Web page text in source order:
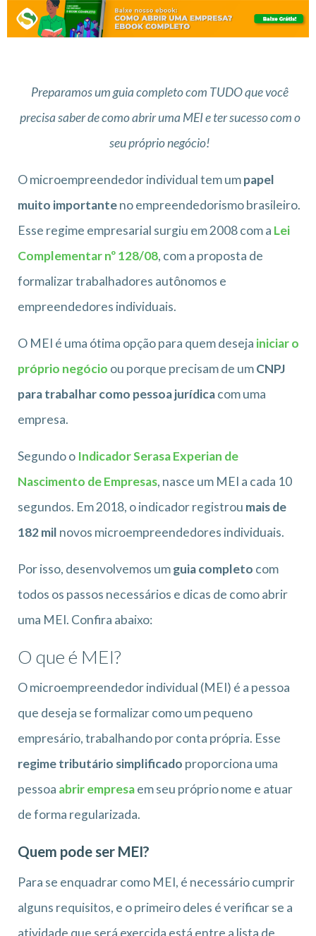
Preparamos um guia completo com TUDO que você
precisa saber de como abrir uma MEI e ter sucesso com o
seu próprio negócio!
O microempreendedor individual tem umpapel
muito importanteno empreendedorismo brasileiro.
Esse regime empresarial surgiu em 2008 com a Lei
Complementar nº 128/08, com a proposta de
formalizar trabalhadores autônomos e
empreendedores individuais.
O MEI é uma ótima opção para quem deseja iniciar o
próprio negócio ou porque precisam de umCNPJ
para trabalhar como pessoa jurídicacom uma
empresa.
Segundo o Indicador Serasa Experian de
Nascimento de Empresas, nasce um MEI a cada 10
segundos. Em 2018, o indicador registrou mais de
182 mil novos microempreendedores individuais.
Por isso, desenvolvemos umguia completo com
todos os passos necessários e dicas de como abrir
uma MEI. Confira abaixo:
O que é MEI?
O microempreendedor individual (MEI) é a pessoa
que deseja se formalizar como um pequeno
empresário, trabalhando por conta própria. Esse
regime tributário simplificado proporciona uma
pessoa abrir empresaem seu próprio nome e atuar
de forma regularizada.
Quem pode ser MEI?
Para se enquadrar como MEI, é necessário cumprir
alguns requisitos, e o primeiro deles é verificar se a
atividade que será exercida está entre a lista de